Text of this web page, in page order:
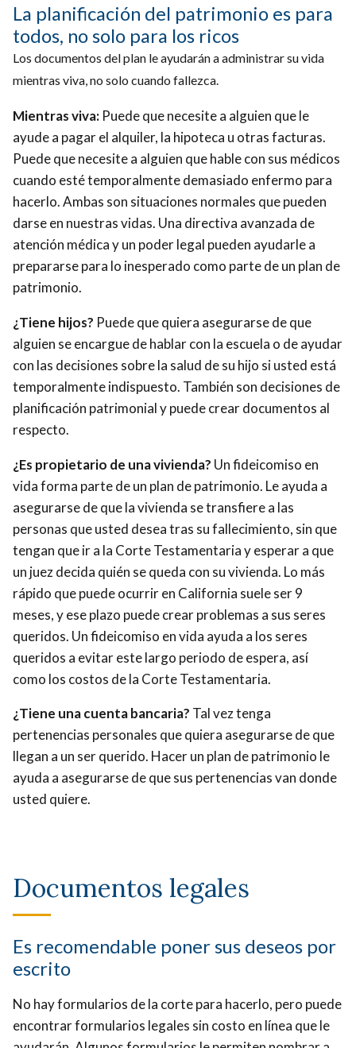
La planificación del patrimonio es para
todos, no solo para los ricos
L os documentos del plan le ayudarán a administrar su vida
mientras viva, no solo cuando fallezca.
Mientras viva: Puede que necesite a alguien que le
ayude a pagar el alquiler, la hipoteca u otras facturas.
Puede que necesite a alguien que hable con sus médicos
cuando esté temporalmente demasiado enfermo para
hacerlo. Ambas son situaciones normales que pueden
darse en nuestras vidas. Una directiva avanzada de
atención médica y un poder legal pueden ayudarle a
prepararse para lo inesperado como parte de un plan de
patrimonio.
¿Tiene hijos? Puede que quiera asegurarse de que
alguien se encargue de hablar con la escuela o de ayudar
con las decisiones sobre la salud de su hijo si usted está
temporalmente indispuesto. También son decisiones de
planificación patrimonial y puede crear documentos al
respecto.
¿Es propietario de una vivienda? Un fideicomiso en
vida forma parte de un plan de patrimonio. Le ayuda a
asegurarse de que la vivienda se transfiere a las
personas que usted desea tras su fallecimiento, sin que
tengan que ir a la Corte Testamentaria y esperar a que
un juez decida quién se queda con su vivienda. Lo más
rápido que puede ocurrir en California suele ser 9
meses, y ese plazo puede crear problemas a sus seres
queridos. Un fideicomiso en vida ayuda a los seres
queridos a evitar este largo periodo de espera, así
como los costos de la Corte Testamentaria.
¿Tiene una cuenta bancaria? Tal vez tenga
pertenencias personales que quiera asegurarse de que
llegan a un ser querido. Hacer un plan de patrimonio le
ayuda a asegurarse de que sus pertenencias van donde
usted quiere.
Documentos legales
Es recomendable poner sus deseos por
escrito
No hay formularios de la corte para hacerlo, pero puede
encontrar formularios legales sin costo en línea que le